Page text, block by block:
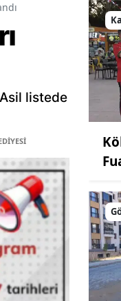
listede